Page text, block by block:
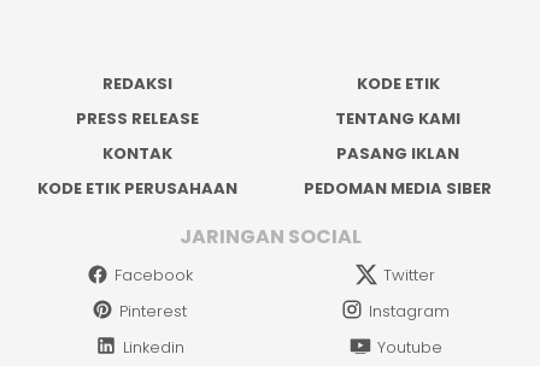
REDAKSI
KODE ETIK
PRESS RELEASE
TENTANG KAMI
KONTAK
PASANG IKLAN
KODE ETIK PERUSAHAAN
PEDOMAN MEDIA SIBER
JARINGAN SOCIAL
Facebook
Twitter
Pinterest
Instagram
Linkedin
Youtube